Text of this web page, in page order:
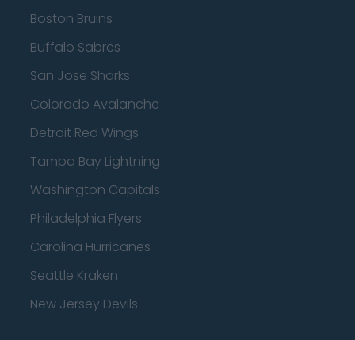
Boston Bruins
Buffalo Sabres
San Jose Sharks
Colorado Avalanche
Detroit Red Wings
Tampa Bay Lightning
Washington Capitals
Philadelphia Flyers
Carolina Hurricanes
Seattle Kraken
New Jersey Devils